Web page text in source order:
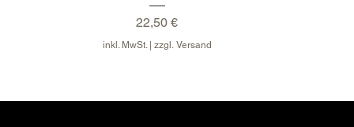
Preis
22,50 €
inkl. MwSt.| zzgl. Versand